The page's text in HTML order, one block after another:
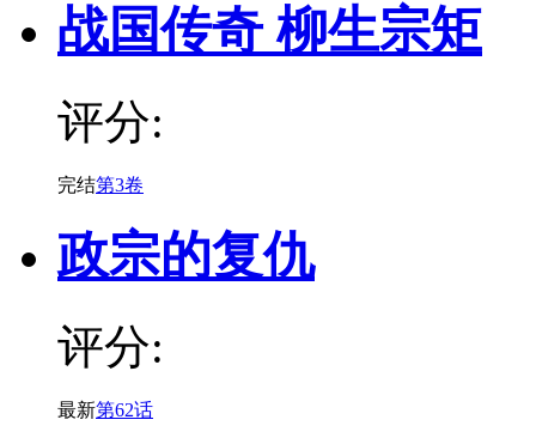
战国传奇 柳生宗矩
评分:
完结第3卷
政宗的复仇
评分:
最新第62话